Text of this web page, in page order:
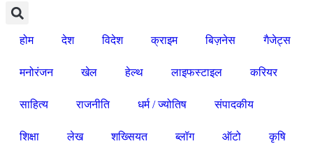
होम देश विदेश क्राइम बिज़नेस गैजेट्स
मनोरंजन खेल हेल्थ लाइफस्टाइल करियर
साहित्य राजनीति धर्म / ज्योतिष संपादकीय
शिक्षा लेख शख्सियत ब्लॉग ऑटो कृषि